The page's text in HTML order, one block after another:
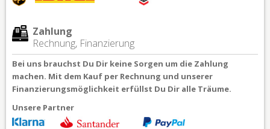
Zahlung
Rechnung, Finanzierung
Bei uns brauchst Du Dir keine Sorgen um die Zahlung
machen. Mit dem Kauf per Rechnung und unserer
Finanzierungsmöglichkeit erfüllst Du Dir alle Träume.
Unsere Partner